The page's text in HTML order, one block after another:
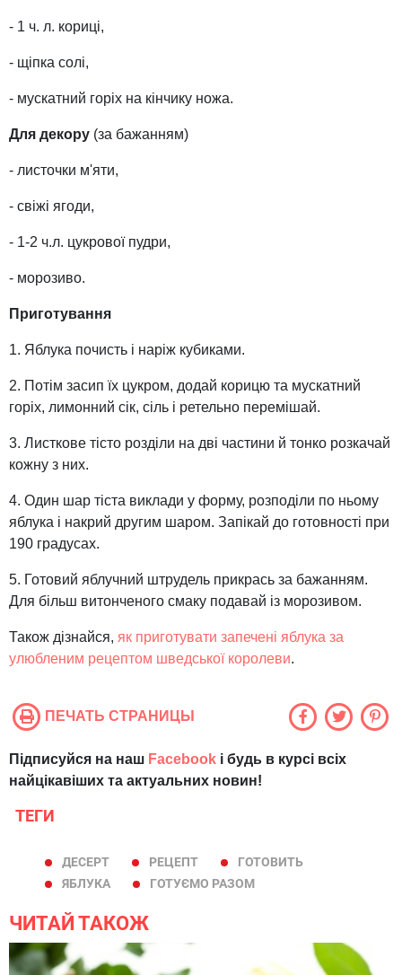
- 1 ч. л. кориці,
- щіпка солі,
- мускатний горіх на кінчику ножа.
Для декору (за бажанням)
- листочки м'яти,
- свіжі ягоди,
- 1-2 ч.л. цукрової пудри,
- морозиво.
Приготування
1. Яблука почисть і наріж кубиками.
2. Потім засип їх цукром, додай корицю та мускатний
горіх, лимонний сік, сіль і ретельно перемішай.
3. Листкове тісто розділи на дві частини й тонко розкачай
кожну з них.
4. Один шар тіста виклади у форму, розподіли по ньому
яблука і накрий другим шаром. Запікай до готовності при
190 градусах.
5. Готовий яблучний штрудель прикрась за бажанням.
Для більш витонченого смаку подавай із морозивом.
Також дізнайся, як приготувати запечені яблука за
улюбленим рецептом шведської королеви.
ПЕЧАТЬ СТРАНИЦЫ
Підписуйся на наш Facebook і будь в курсі всіх
найцікавіших та актуальних новин!
ТЕГИ
ДЕСЕРТ РЕЦЕПТ
ГОТОВИТЬ
ЯБЛУКА
ГОТУЄМО РАЗОМ
ЧИТАЙ ТАКОЖ